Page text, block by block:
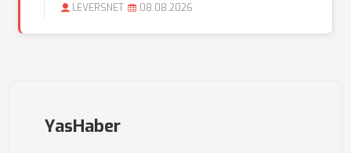
LEVERSNET 08.08.2026
YasHaber